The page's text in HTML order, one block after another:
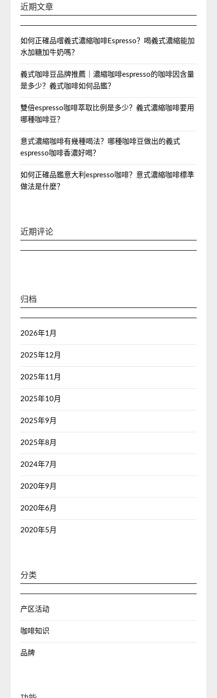
近期文章
如何正確品嚐義式濃縮咖啡Espresso？喝義式濃縮能加
水加糖加牛奶嗎？
義式咖啡豆品牌推薦｜濃縮咖啡espresso的咖啡因含量
是多少？義式咖啡如何品鑑？
雙倍espresso咖啡萃取比例是多少？義式濃縮咖啡要用
哪種咖啡豆？
意式濃縮咖啡有幾種喝法？哪種咖啡豆做出的義式
espresso咖啡香濃好喝？
如何正確品鑑意大利espresso咖啡？意式濃縮咖啡標準
做法是什麼？
近期评论
归档
2026年1月
2025年12月
2025年11月
2025年10月
2025年9月
2025年8月
2024年7月
2020年9月
2020年6月
2020年5月
分类
产区活动
咖啡知识
品牌